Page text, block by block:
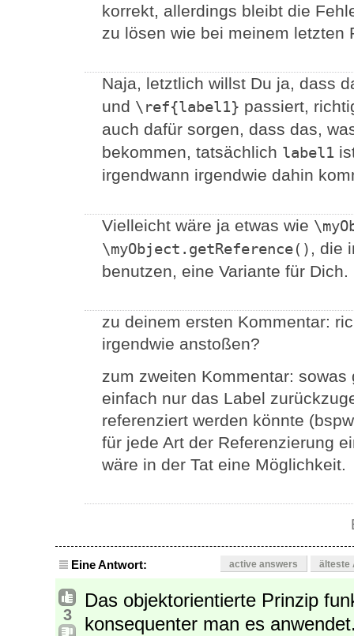
korrekt, allerdings bleibt die
zu lösen wie bei meinem letzten
Naja, letztlich willst Du ja, dass
und \ref{label1} passiert,
auch dafür sorgen, dass das,
bekommen, tatsächlich label1
irgendwann irgendwie dahin
Vielleicht wäre ja etwas wie
\myObject.getReference() , die
benutzen, eine Variante für Dich.
zu deinem ersten Kommentar:
irgendwie anstoßen?
zum zweiten Kommentar:
einfach nur das Label
referenziert werden könnte
für jede Art der Referenzierung
wäre in der Tat eine Möglichkeit.
Eine Antwort: active answers älteste
3
Das objektorientierte Prinzip
konsequenter man es